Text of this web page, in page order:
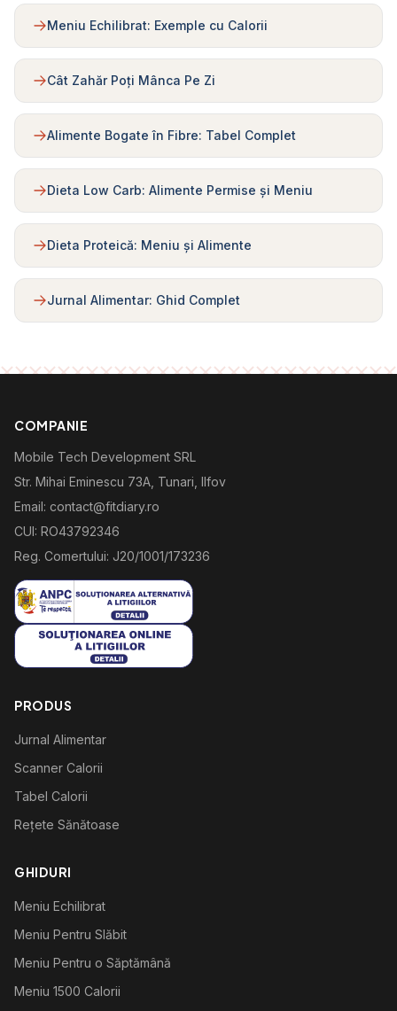
Meniu Echilibrat: Exemple cu Calorii
Cât Zahăr Poți Mânca Pe Zi
Alimente Bogate în Fibre: Tabel Complet
Dieta Low Carb: Alimente Permise și Meniu
Dieta Proteică: Meniu și Alimente
Jurnal Alimentar: Ghid Complet
COMPANIE
Mobile Tech Development SRL
Str. Mihai Eminescu 73A, Tunari, Ilfov
Email: contact@fitdiary.ro
CUI: RO43792346
Reg. Comertului: J20/1001/173236
PRODUS
Jurnal Alimentar
Scanner Calorii
Tabel Calorii
Rețete Sănătoase
GHIDURI
Meniu Echilibrat
Meniu Pentru Slăbit
Meniu Pentru o Săptămână
Meniu 1500 Calorii